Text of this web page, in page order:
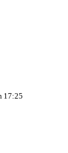
17:25